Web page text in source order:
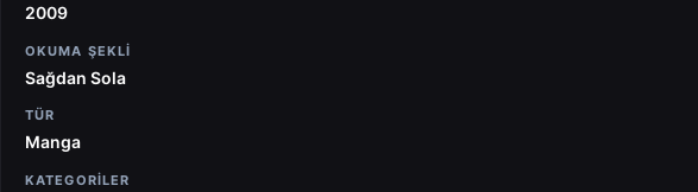
2009
OKUMA ŞEKLI
Sağdan Sola
TÜR
Manga
KATEGORILER